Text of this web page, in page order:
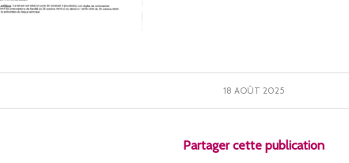
18 AOÛT 2025
Partager cette publication